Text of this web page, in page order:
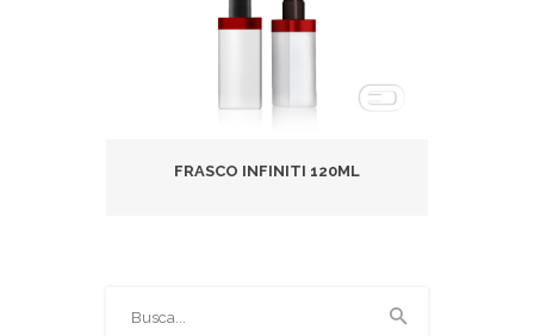
FRASCO INFINITI 120ML